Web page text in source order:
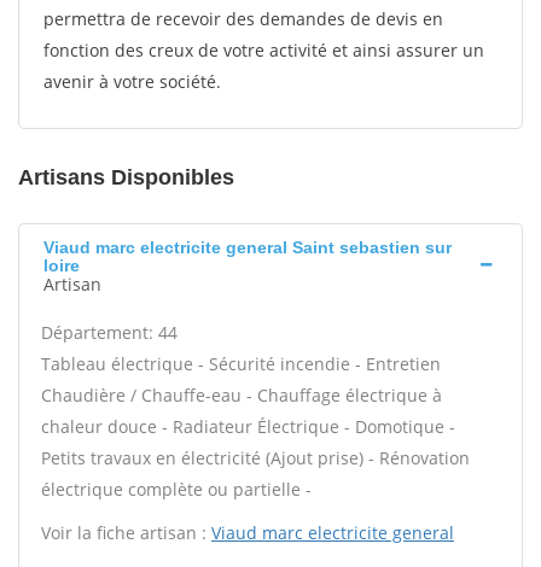
permettra de recevoir des demandes de devis en
fonction des creux de votre activité et ainsi assurer un
avenir à votre société.
Artisans Disponibles
Viaud marc electricite general Saint sebastien sur
loire
Artisan
Département: 44
Tableau électrique - Sécurité incendie - Entretien
Chaudière / Chauffe-eau - Chauffage électrique à
chaleur douce - Radiateur Électrique - Domotique -
Petits travaux en électricité (Ajout prise) - Rénovation
électrique complète ou partielle -
Voir la fiche artisan : Viaud marc electricite general